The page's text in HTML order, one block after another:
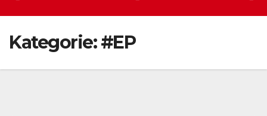
Kategorie:#EP